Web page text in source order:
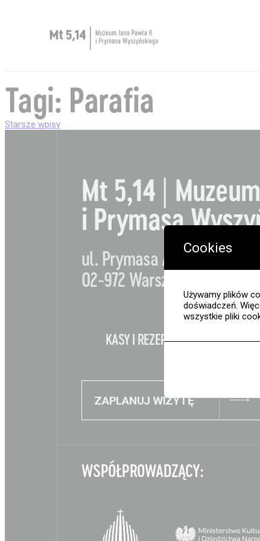
O Muzeum
Sklep
Edukacja
Projekty
Kolekcja im. Jana
Tagi: Parafia
Nawigacja
wpisach
Starsze wpisy
Mt 5,14 |
i Prymasa
ul. Prymasa Augusta Hlonda
02-972 Warszawa
KASY I REZERWACJE: +48 22
ZAPLANUJ WIZYTĘ
WSPÓŁPROWADZĄCY:
Cookies
Używamy plików
doświadczeń.
wszystkie pliki